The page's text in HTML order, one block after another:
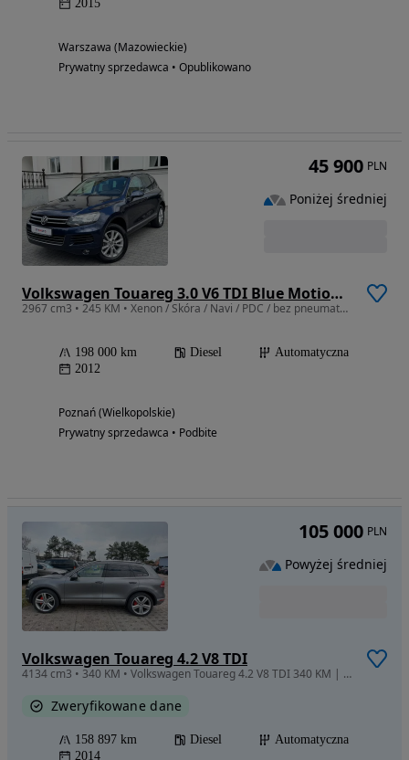
2015
Warszawa (Mazowieckie)
Prywatny sprzedawca • Opublikowano
Volkswagen Touareg 3.0 V6 TDI Blue Motion DPF Automatik Exclusive
2967 cm3 • 245 KM • Xenon / Skóra / Navi / PDC / bez pneumatyki - Niemcy !
198 000 km Diesel
Automatyczna
2012
Poznań (Wielkopolskie)
Prywatny sprzedawca • Podbite
45 900 PLN
Poniżej średniej
Volkswagen Touareg 4.2 V8 TDI
4134 cm3 • 340 KM • Volkswagen Touareg 4.2 V8 TDI 340 KM | Full Opcja | Panorama | 12.2014
Zweryfikowane dane
158 897 km Diesel
Automatyczna
2014
105 000 PLN
Powyżej średniej